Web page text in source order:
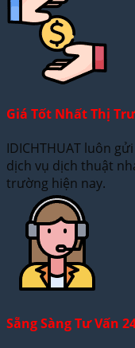
Giá Tốt Nhất Thị
IDICHTHUAT luôn
dịch vụ dịch thuật
trường hiện nay.
Sẵng Sàng Tư Vấn